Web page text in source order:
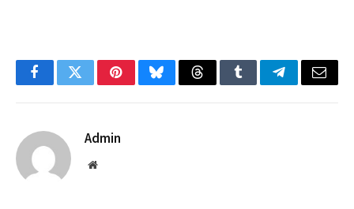
FacebookTwitterPinterestBlueskyThreadsTumblrTelegramEmail
Admin
Website